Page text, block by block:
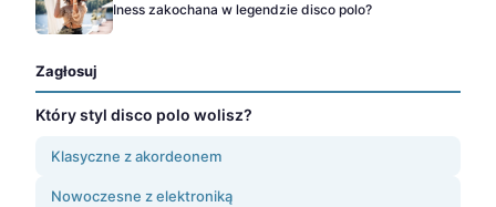
Iness zakochana w legendzie disco polo?
Zagłosuj
Który styl disco polo wolisz?
Klasyczne z akordeonem
Nowoczesne z elektroniką